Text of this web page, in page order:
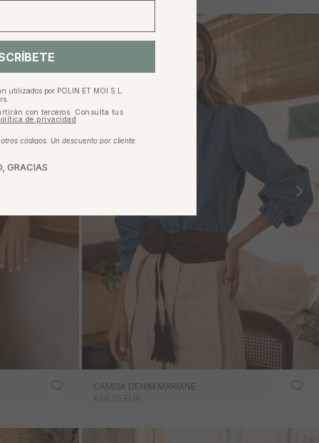
CAMISA DENIM MARIANE
utilizados por POLIN ET MOI S.L.
con terceros. Consulta tus
de privacidad
códigos. Un descuento por cliente.
GRACIAS